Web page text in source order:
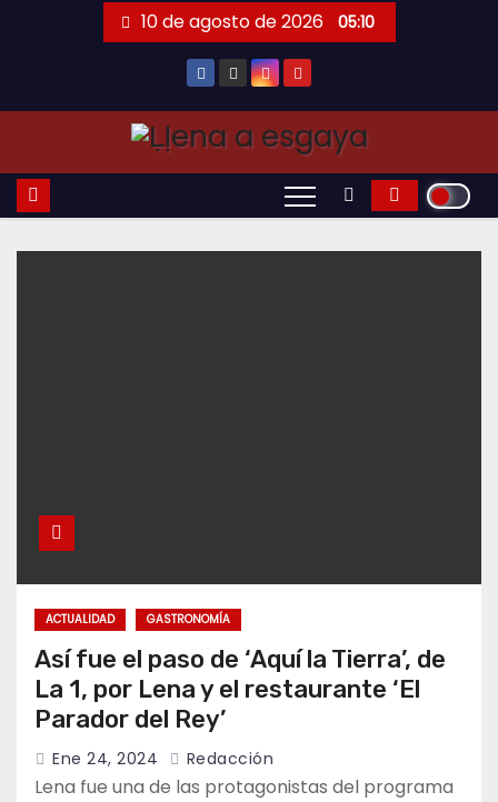
10 de agosto de 2026 05:10
ACTUALIDAD GASTRONOMÍA
Así fue el paso de ‘Aquí la Tierra’, de
La 1, por Lena y el restaurante ‘El
Parador del Rey’
Ene 24, 2024 Redacción
Lena fue una de las protagonistas del programa